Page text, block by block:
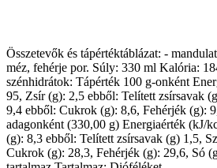
Összetevők és tápértéktáblázat: -
méz, fehérje por. Súly: 330 ml Kalória:
szénhidrátok: Tápérték 100 g-onként
95, Zsír (g): 2,5 ebből: Telített zsírsavak
9,4 ebből: Cukrok (g): 8,6, Fehérjék (g):
adagonként (330,00 g) Energiaérték (kJ/
(g): 8,3 ebből: Telített zsírsavak (g) 1,5,
Cukrok (g): 28,3, Fehérjék (g): 29,6, Só